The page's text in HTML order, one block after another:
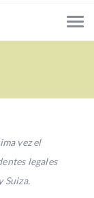
vez el
legales
Suiza.